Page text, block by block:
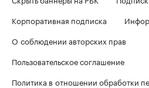
Корпоративная подписка
О соблюдении авторских прав
Пользовательское соглашение
Политика в отношении обработки